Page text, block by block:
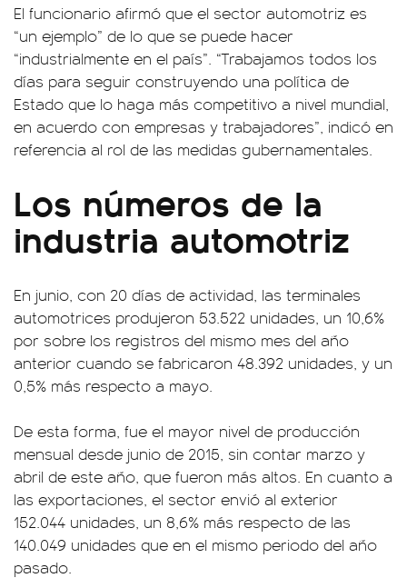
El funcionario afirmó que el sector automotriz es
“un ejemplo” de lo que se puede hacer
“industrialmente en el país”. “Trabajamos todos los
días para seguir construyendo una política de
Estado que lo haga más competitivo a nivel mundial,
en acuerdo con empresas y trabajadores”, indicó en
referencia al rol de las medidas gubernamentales.
Los números de la
industria automotriz
En junio, con 20 días de actividad, las terminales
automotrices produjeron 53.522 unidades, un 10,6%
por sobre los registros del mismo mes del año
anterior cuando se fabricaron 48.392 unidades, y un
0,5% más respecto a mayo.
De esta forma, fue el mayor nivel de producción
mensual desde junio de 2015, sin contar marzo y
abril de este año, que fueron más altos. En cuanto a
las exportaciones, el sector envió al exterior
152.044 unidades, un 8,6% más respecto de las
140.049 unidades que en el mismo periodo del año
pasado.